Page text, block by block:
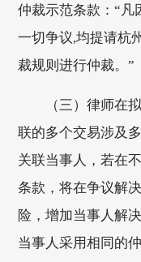
仲裁示范条款：“凡
一切争议,均提请杭
裁规则进行仲裁。”
（三）律师在
联的多个交易涉及
关联当事人，若在
条款，将在争议解
险，增加当事人解
当事人采用相同的